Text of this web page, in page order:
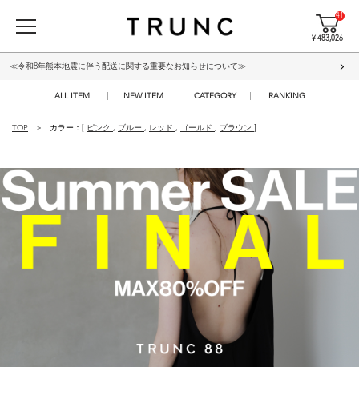
41
¥ 483,026
≪令和8年熊本地震に伴う配送に関する重要なお知らせについて≫
ALL ITEM NEW ITEM CATEGORY RANKING
TOP カラー：[ ピンク , ブルー , レッド , ゴールド , ブラウン